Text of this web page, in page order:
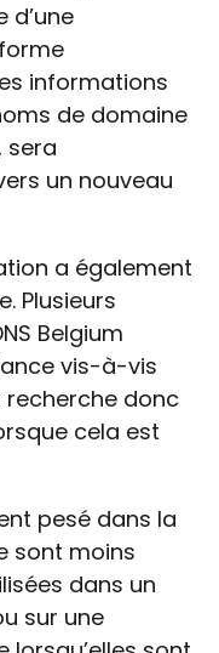
d’une
informations
de domaine
sera
un nouveau
a également
Plusieurs
Belgium
vis-à-vis
recherche donc
cela est
pesé dans la
sont moins
dans un
sur une